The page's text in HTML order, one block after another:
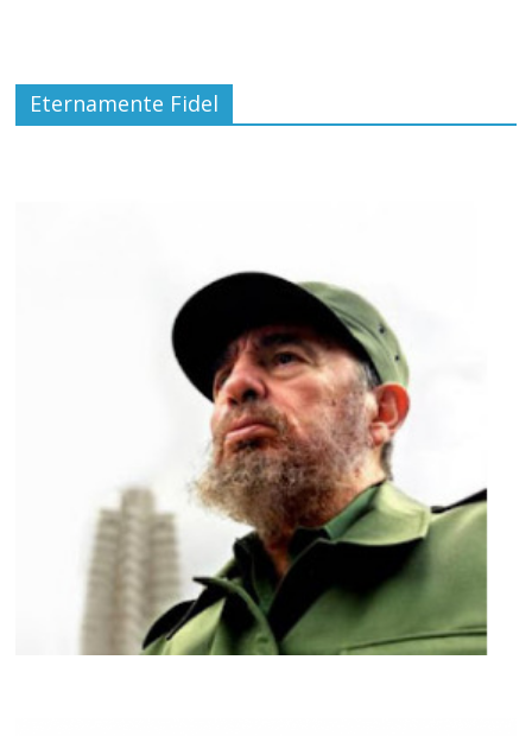
Eternamente Fidel